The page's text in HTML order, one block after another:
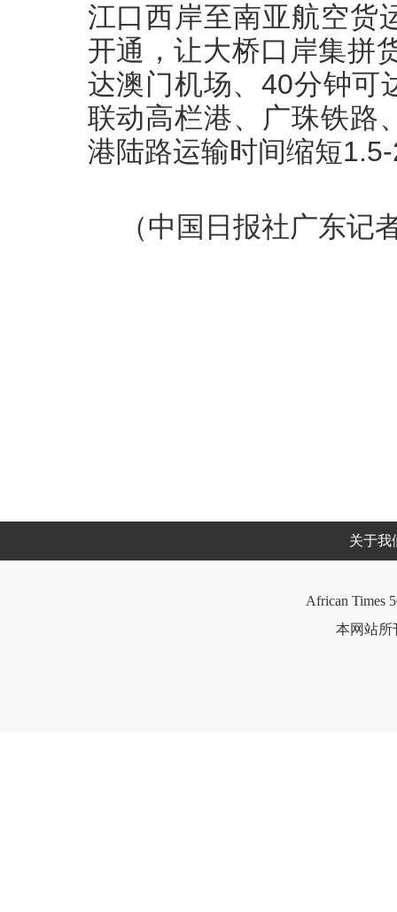
江口西岸至南亚航空货
开通，让大桥口岸集拼
达澳门机场、40分钟可
联动高栏港、广珠铁路
港陆路运输时间缩短
（中国日报社广东记
关于我
African Times
本网站所